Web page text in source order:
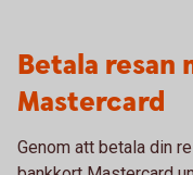
Betala resan
Mastercard
Genom att betala din